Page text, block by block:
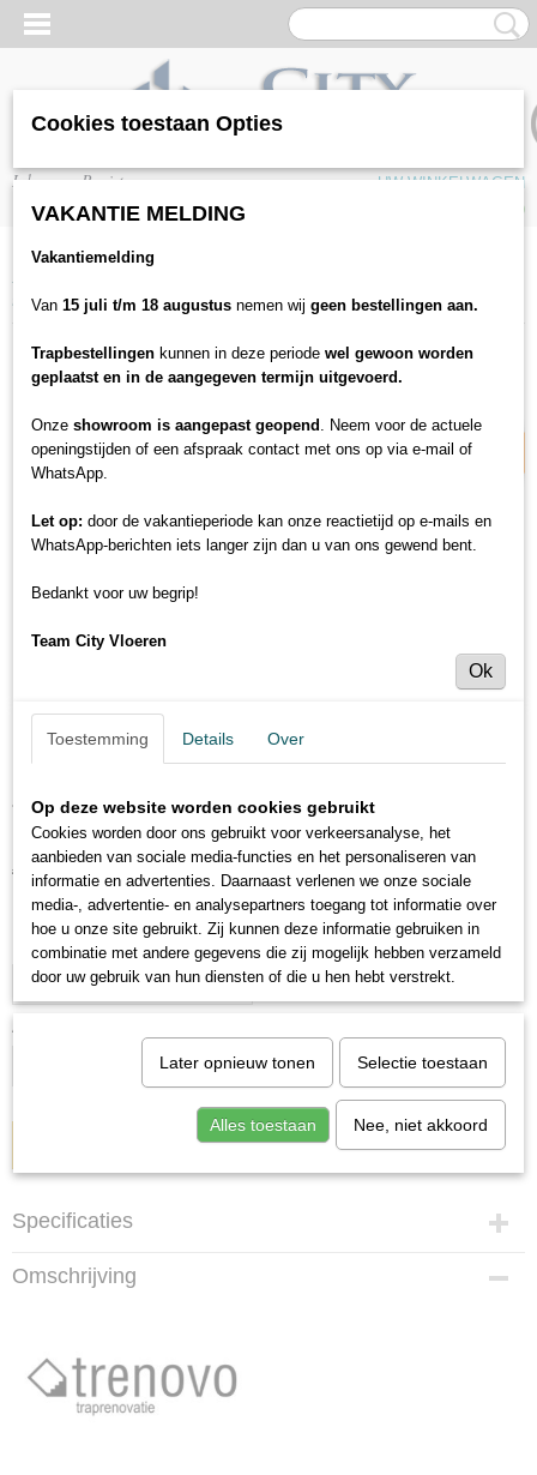
Inloggen Registreren
UW WINKELWAGEN
(0)
Home
traptrede - Loft grijs
Trenovo traptrede - Loft grijs
€ 64,95 € 54,95 (inclusief btw 21%)
Levertijd 1 tot 2 weken
Maat
Aantal
IN WINKELWAGEN
Specificaties
Productcode
Omschrijving
Cookies toestaan Opties
VAKANTIE MELDING
Vakantiemelding
Van 15 juli t/m 18 augustus nemen wij geen bestellingen aan.
Trapbestellingen kunnen in deze periode wel gewoon worden
geplaatst en in de aangegeven termijn uitgevoerd.
Onze showroom is aangepast geopend . Neem voor de actuele
openingstijden of een afspraak contact met ons op via e-mail of
WhatsApp.
Let op: door de vakantieperiode kan onze reactietijd op e-mails en
WhatsApp-berichten iets langer zijn dan u van ons gewend bent.
Bedankt voor uw begrip!
Team City Vloeren
Ok
Toestemming Details Over
Op deze website worden cookies gebruikt
Cookies worden door ons gebruikt voor verkeersanalyse, het
aanbieden van sociale media-functies en het personaliseren van
informatie en advertenties. Daarnaast verlenen we onze sociale
media-, advertentie- en analysepartners toegang tot informatie over
hoe u onze site gebruikt. Zij kunnen deze informatie gebruiken in
combinatie met andere gegevens die zij mogelijk hebben verzameld
door uw gebruik van hun diensten of die u hen hebt verstrekt.
Later opnieuw tonen Selectie toestaan
Alles toestaan Nee, niet akkoord